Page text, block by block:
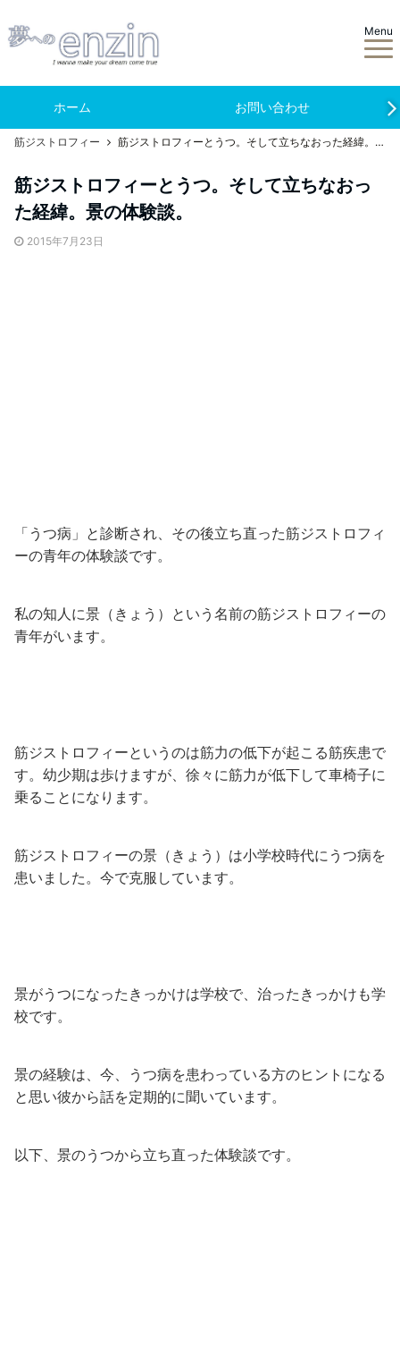
Menu
ホーム お問い合わせ
筋ジストロフィー 筋ジストロフィーとうつ。そして立ちなおった経緯。景の体験談。
筋ジストロフィーとうつ。そして立ちなおっ
た経緯。景の体験談。
2015年7月23日
「うつ病」と診断され、その後立ち直った筋ジストロフィ
ーの青年の体験談です。
私の知人に景（きょう）という名前の筋ジストロフィーの
青年がいます。
筋ジストロフィーというのは筋力の低下が起こる筋疾患で
す。幼少期は歩けますが、徐々に筋力が低下して車椅子に
乗ることになります。
筋ジストロフィーの景（きょう）は小学校時代にうつ病を
患いました。今で克服しています。
景がうつになったきっかけは学校で、治ったきっかけも学
校です。
景の経験は、今、うつ病を患わっている方のヒントになる
と思い彼から話を定期的に聞いています。
以下、景のうつから立ち直った体験談です。